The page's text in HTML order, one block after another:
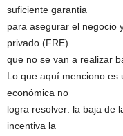
suficiente garantia
para asegurar el negocio
privado (FRE)
que no se van a realizar
Lo que aquí menciono es
económica no
logra resolver: la baja de
incentiva la